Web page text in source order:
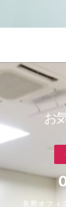
お
長野オフィ